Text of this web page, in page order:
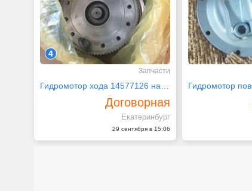
4
Запчасти
Договорная
Екатеринбург
29 сентября в 15:06